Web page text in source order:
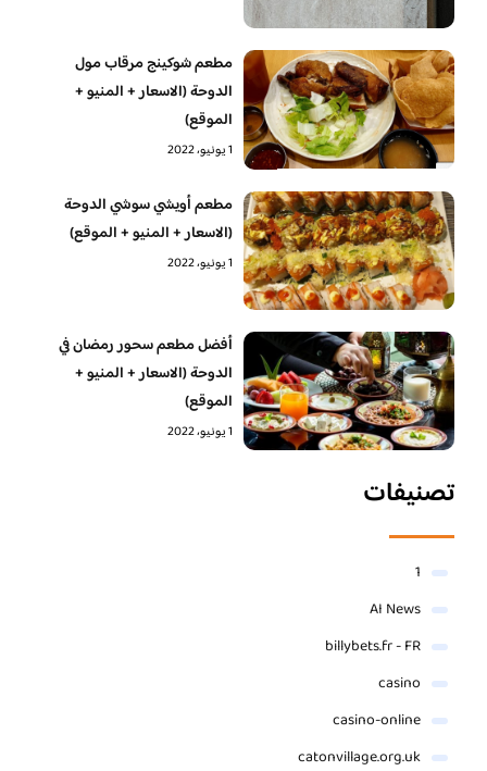
مطعم شوكينج مرقاب مول
الدوحة (الاسعار + المنيو +
الموقع)
1 يونيو، 2022
مطعم أويشي سوشي الدوحة
(الاسعار + المنيو + الموقع)
1 يونيو، 2022
أفضل مطعم سحور رمضان في
الدوحة (الاسعار + المنيو +
الموقع)
1 يونيو، 2022
تصنيفات
1
AI News
billybets.fr - FR
casino
casino-online
catonvillage.org.uk